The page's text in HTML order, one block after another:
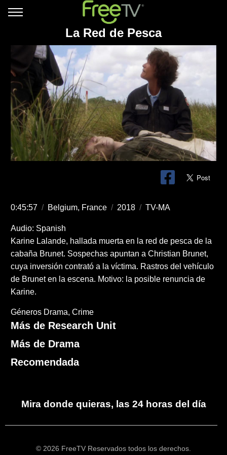
La Red de Pesca
0:45:57 / Belgium, France / 2018 / TV-MA
Audio: Spanish
Karine Lalande, hallada muerta en la red de pesca de la
cabaña Brunet. Sospechas apuntan a Christian Brunet,
cuya inversión contrató a la víctima. Rastros del vehículo
de Brunet en la escena. Motivo: la posible renuncia de
Karine.
Géneros Drama Crime
Más de Research Unit
Más de Drama
Recomendada
Mira donde quieras, las 24 horas del día
© 2026 FreeTV Reservados todos los derechos.